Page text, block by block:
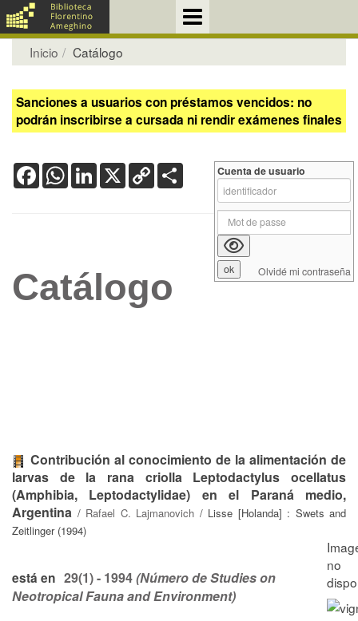
Inicio Catálogo
Sanciones a usuarios con préstamos vencidos: no
podrán inscribirse a cursada ni rendir exámenes finales
FacebookWhatsApp
LinkedIn
X Copy
Link
Catálogo
Contribución al conocimiento de la alimentación de
larvas de la rana criolla Leptodactylus ocellatus
(Amphibia, Leptodactylidae) en el Paraná medio,
Argentina / Rafael C. Lajmanovich / Lisse [Holanda] : Swets and
Zeitlinger (1994)
está en 29(1) - 1994(Número de Studies on
Neotropical Fauna and Environment)
Cuenta de usuario
Olvidé mi contraseña